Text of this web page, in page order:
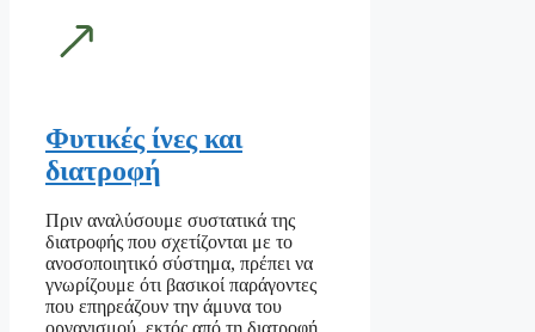
Φυτικές ίνες και
διατροφή
Πριν αναλύσουμε συστατικά της
διατροφής που σχετίζονται με το
ανοσοποιητικό σύστημα, πρέπει να
γνωρίζουμε ότι βασικοί παράγοντες
που επηρεάζουν την άμυνα του